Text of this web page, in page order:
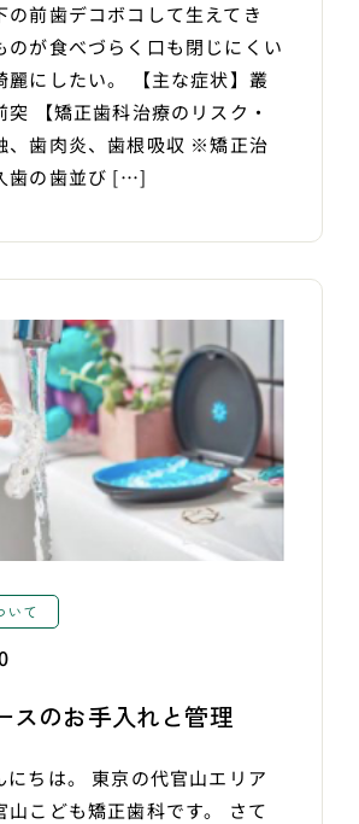
の前歯デコボコして生えてき
のが食べづらく口も閉じにくい
麗にしたい。 【主な症状】叢
【矯正歯科治療のリスク・
、歯肉炎、歯根吸収 ※矯正治
歯の歯並び […]
いて
スのお手入れと管理
にちは。 東京の代官山エリア
山こども矯正歯科です。 さて